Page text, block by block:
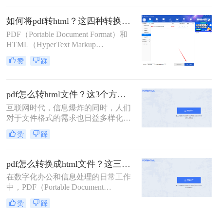
文件呢？本文将介绍三种将PDF文件
转化为网页文件的方法，帮助读者根
据实际需求选择合适的方式。
如何将pdf转html？这四种转换方法试试看看！
PDF（Portable Document Format）和
HTML（HyperText Markup
Language）是两种广泛使用的文件格
式，分别用于文档的存储和网页的展
行更灵活的编辑时，可以采用多种方
法来实现。那么如何将pdf转html呢？
本文将详细介绍几种常见的PDF转
赞 踩
pdf怎么转html文件？这3个方法超实用！
互联网时代，信息爆炸的同时，人们
对于文件格式的需求也日益多样化。
在众多文件格式中，PDF作为一种常
见的电子文档格式，具有较强的可移
下，我们却需要将PDF文件转换为
HTML格式，以适应特定的需求。此
时，掌握pdf怎么转html文件的方法，
将会给我们带来极大的便利。
赞 踩
pdf怎么转换成html文件？这三个转html方法分享给你！
在数字化办公和信息处理的日常工作
中，PDF（Portable Document
Format）因其出色的稳定性和兼容性
成为了广泛使用的文件格式。然而，
赞 踩